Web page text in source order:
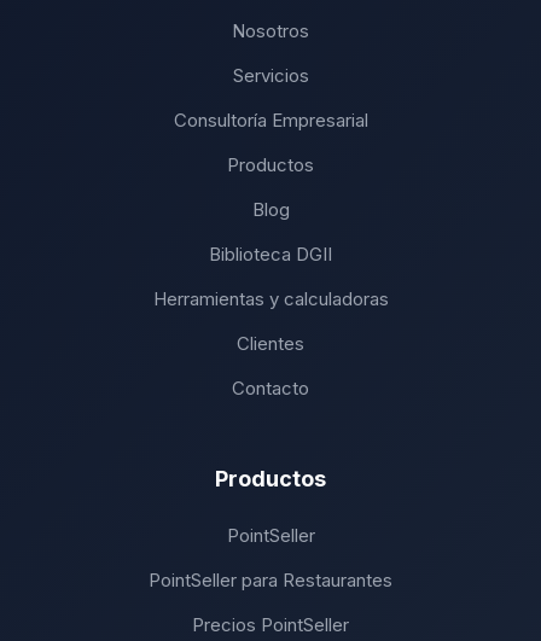
Nosotros
Servicios
Consultoría Empresarial
Productos
Blog
Biblioteca DGII
Herramientas y calculadoras
Clientes
Contacto
Productos
PointSeller
PointSeller para Restaurantes
Precios PointSeller